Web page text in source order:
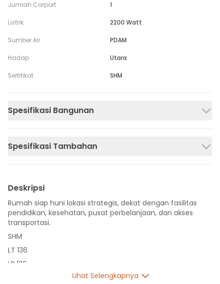
Jumlah Carport 1
Listrik 2200 Watt
Sumber Air PDAM
Hadap Utara
Sertifikat SHM
Spesifikasi Bangunan
Spesifikasi Tambahan
Deskripsi
Rumah siap huni lokasi strategis, dekat dengan fasilitas
pendidikan, kesehatan, pusat perbelanjaan, dan akses
transportasi.
SHM
LT 136
LB 136
Lihat Selengkapnya